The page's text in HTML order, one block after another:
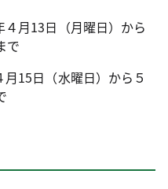
月13日（月曜日）から
で
15日（水曜日）から５